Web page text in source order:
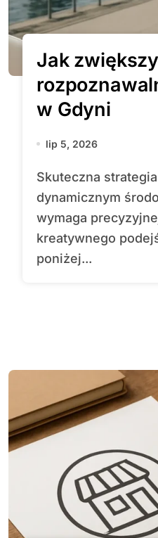
Jak
w Gdyni
lip 5, 2026
Skuteczna strategia promocji w
dynamicznym
wymaga
kreatywnego
poniżej...